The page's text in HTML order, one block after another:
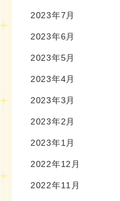
2023年7月
2023年6月
2023年5月
2023年4月
2023年3月
2023年2月
2023年1月
2022年12月
2022年11月